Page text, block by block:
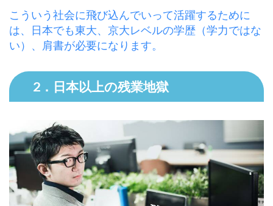
こういう社会に飛び込んでいって活躍するために
は、日本でも東大、京大レベルの学歴（学力ではな
い）、肩書が必要になります。
2．日本以上の残業地獄